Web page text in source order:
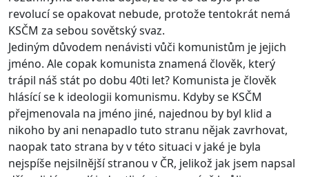
revolucí se opakovat nebude, protože tentokrát nemá
KSČM za sebou sovětský svaz.
Jediným důvodem nenávisti vůči komunistům je jejich
jméno. Ale copak komunista znamená člověk, který
trápil náš stát po dobu 40ti let? Komunista je člověk
hlásící se k ideologii komunismu. Kdyby se KSČM
přejmenovala na jméno jiné, najednou by byl klid a
nikoho by ani nenapadlo tuto stranu nějak zavrhovat,
naopak tato strana by v této situaci v jaké je byla
nejspíše nejsilnější stranou v ČR, jelikož jak jsem napsal